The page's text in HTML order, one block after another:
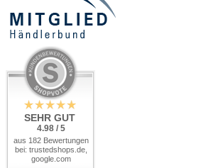
SEHR GUT
4.98 / 5
aus 182 Bewertungen
bei: trustedshops.de,
google.com